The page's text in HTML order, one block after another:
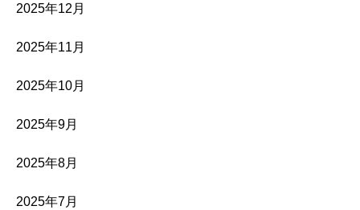
2025年12月
2025年11月
2025年10月
2025年9月
2025年8月
2025年7月